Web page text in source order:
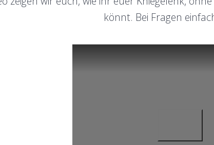
könnt. Bei Fragen